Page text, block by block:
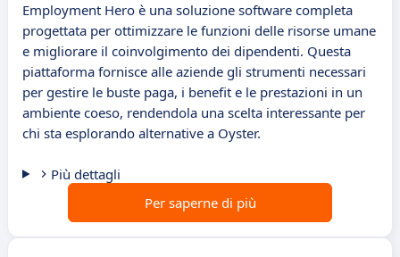
Employment Hero è una soluzione software completa
progettata per ottimizzare le funzioni delle risorse umane
e migliorare il coinvolgimento dei dipendenti. Questa
piattaforma fornisce alle aziende gli strumenti necessari
per gestire le buste paga, i benefit e le prestazioni in un
ambiente coeso, rendendola una scelta interessante per
chi sta esplorando alternative a Oyster.
Più dettagli
Per saperne di più